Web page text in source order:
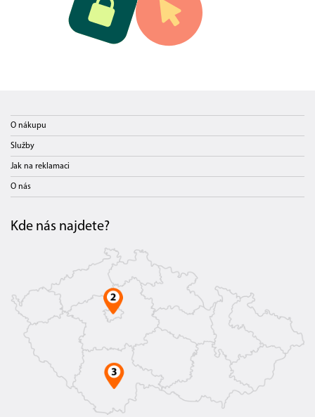
O nákupu
Služby
Jak na reklamaci
O nás
Kde nás najdete?